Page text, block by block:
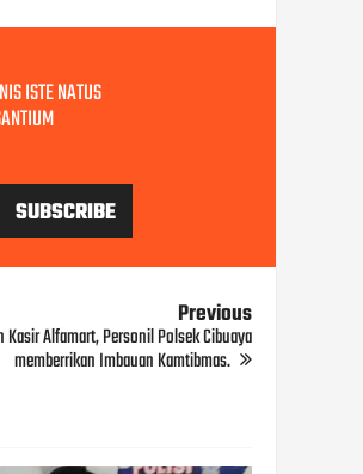
ISTE NATUS
Previous
Kasir Alfamart, Personil Polsek Cibuaya
memberrikan Imbauan Kamtibmas.